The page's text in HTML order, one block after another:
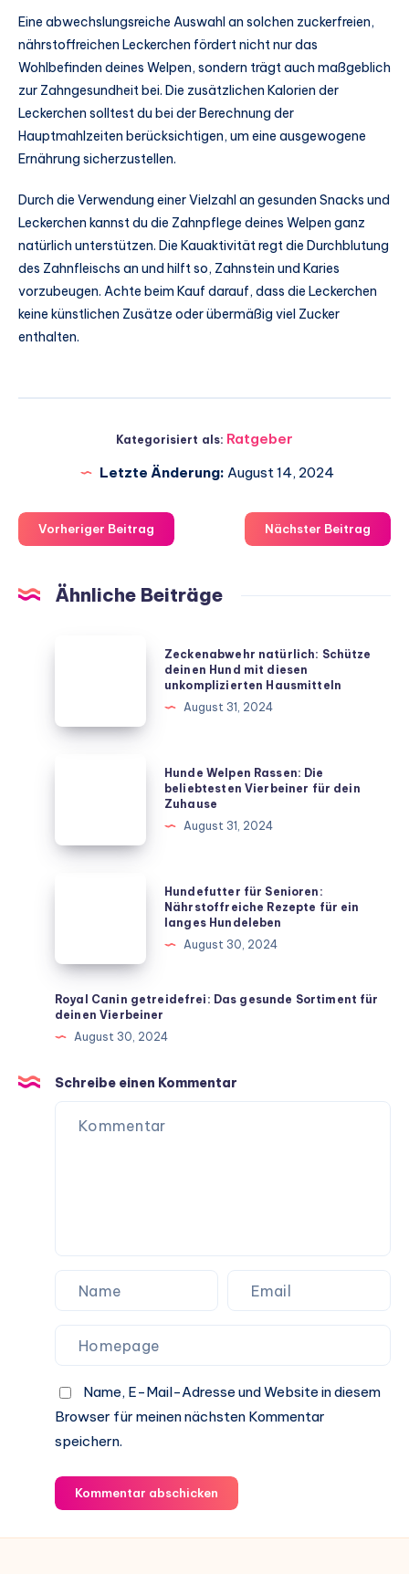
Eine abwechslungsreiche Auswahl an solchen zuckerfreien,
nährstoffreichen Leckerchen fördert nicht nur das
Wohlbefinden deines Welpen, sondern trägt auch maßgeblich
zur Zahngesundheit bei. Die zusätzlichen Kalorien der
Leckerchen solltest du bei der Berechnung der
Hauptmahlzeiten berücksichtigen, um eine ausgewogene
Ernährung sicherzustellen.
Durch die Verwendung einer Vielzahl an gesunden Snacks und
Leckerchen kannst du die Zahnpflege deines Welpen ganz
natürlich unterstützen. Die Kauaktivität regt die Durchblutung
des Zahnfleischs an und hilft so, Zahnstein und Karies
vorzubeugen. Achte beim Kauf darauf, dass die Leckerchen
keine künstlichen Zusätze oder übermäßig viel Zucker
enthalten.
Kategorisiert als: Ratgeber
Letzte Änderung: August 14, 2024
Vorheriger Beitrag Nächster Beitrag
Ähnliche Beiträge
Hund
Zeckenabwehr natürlich: Schütze
deinen Hund mit diesen
unkomplizierten Hausmitteln
August 31, 2024
beliebtesten
Hunde Welpen Rassen: Die
beliebtesten Vierbeiner für dein
Zuhause
August 31, 2024
Rezepte
für
ein
langes
Hundefutter für Senioren:
Nährstoffreiche Rezepte für ein
langes Hundeleben
August 30, 2024
Royal Canin getreidefrei: Das gesunde Sortiment für
deinen Vierbeiner
August 30, 2024
Schreibe einen Kommentar
Name, E-Mail-Adresse und Website in diesem
Browser für meinen nächsten Kommentar
speichern.
Kommentar abschicken